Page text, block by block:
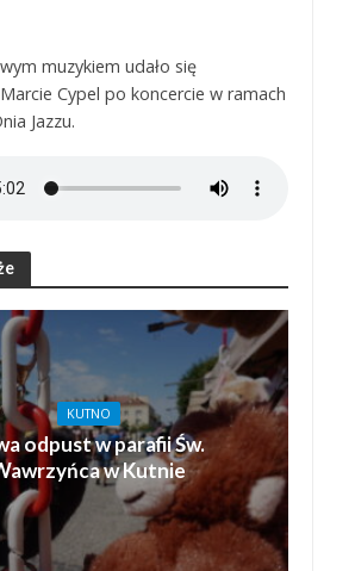
muzykiem udało się
Cypel po koncercie w ramach
Jazzu.
KUTNO
odpust w parafii Św.
w Kutnie